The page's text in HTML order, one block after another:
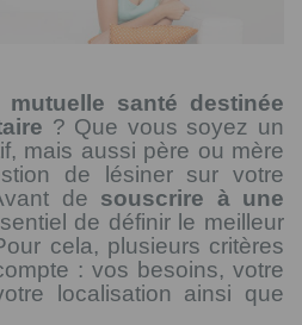
mutuelle santé destinée
? Que vous soyez un
mais aussi père ou mère
de lésiner sur votre
de souscrire à une
de définir le meilleur
cela, plusieurs critères
: vos besoins, votre
localisation ainsi que